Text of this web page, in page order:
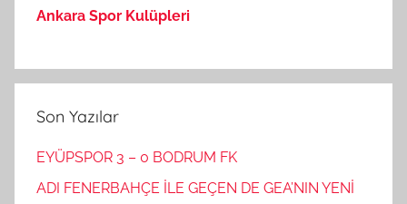
Ankara Spor Kulüpleri
Son Yazılar
EYÜPSPOR 3 – 0 BODRUM FK
ADI FENERBAHÇE İLE GEÇEN DE GEA’NIN YENİ